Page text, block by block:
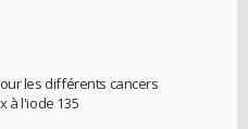
les différents cancers
à l'iode 135